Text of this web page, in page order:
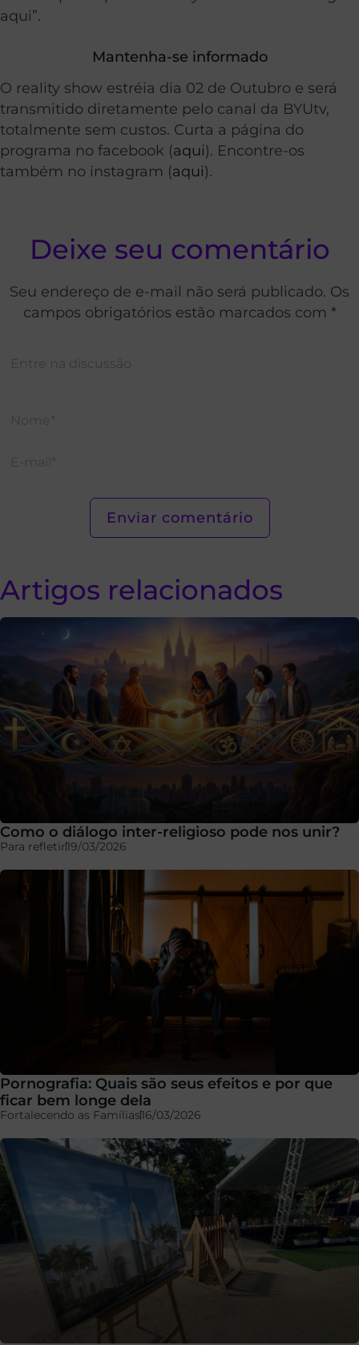
aqui”.
Mantenha-se informado
O reality show estréia dia 02 de Outubro e será
transmitido diretamente pelo canal da BYUtv,
totalmente sem custos. Curta a página do
programa no facebook (aqui). Encontre-os
também no instagram (aqui).
Deixe seu comentário
Seu endereço de e-mail não será publicado. Os
campos obrigatórios estão marcados com *
Artigos relacionados
Como o diálogo inter-religioso pode nos unir?
Para refletir19/03/2026
Pornografia: Quais são seus efeitos e por que
ficar bem longe dela
Fortalecendo as Famílias16/03/2026